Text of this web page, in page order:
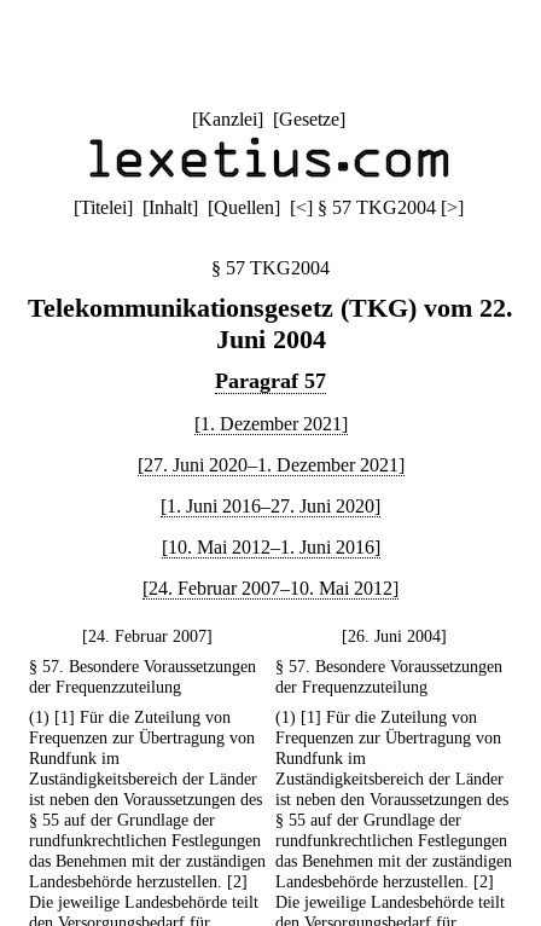
[Kanzlei] [Gesetze]
[Titelei] [Inhalt] [Quellen] [<] § 57 TKG2004 [>]
§ 57 TKG2004
Telekommunikationsgesetz (TKG) vom 22.
Juni 2004
Paragraf 57
[1. Dezember 2021]
[27. Juni 2020–1. Dezember 2021]
[1. Juni 2016–27. Juni 2020]
[10. Mai 2012–1. Juni 2016]
[24. Februar 2007–10. Mai 2012]
[24. Februar 2007]
[26. Juni 2004]
§ 57. Besondere Voraussetzungen
der Frequenzzuteilung
§ 57. Besondere Voraussetzungen
der Frequenzzuteilung
(1) [1] Für die Zuteilung von
Frequenzen zur Übertragung von
Rundfunk im
Zuständigkeitsbereich der Länder
ist neben den Voraussetzungen des
§ 55 auf der Grundlage der
rundfunkrechtlichen Festlegungen
das Benehmen mit der zuständigen
Landesbehörde herzustellen. [2]
Die jeweilige Landesbehörde teilt
(1) [1] Für die Zuteilung von
Frequenzen zur Übertragung von
Rundfunk im
Zuständigkeitsbereich der Länder
ist neben den Voraussetzungen des
§ 55 auf der Grundlage der
rundfunkrechtlichen Festlegungen
das Benehmen mit der zuständigen
Landesbehörde herzustellen. [2]
Die jeweilige Landesbehörde teilt